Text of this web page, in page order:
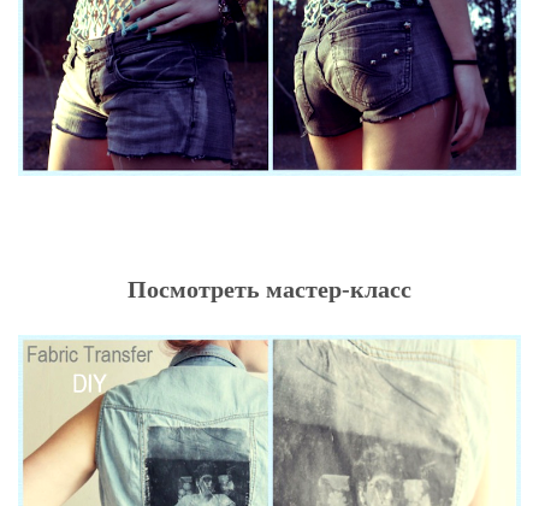
Посмотреть мастер-класс